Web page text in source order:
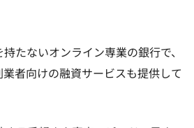
たないオンライン専業の銀行で、
者向けの融資サービスも提供して